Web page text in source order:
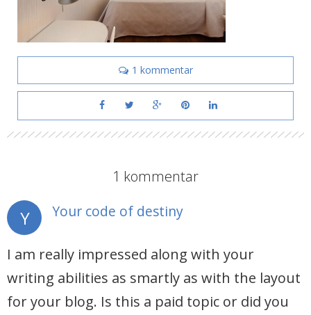
1 kommentar
1 kommentar
Y Your code of destiny
I am really impressed along with your
writing abilities as smartly as with the layout
for your blog. Is this a paid topic or did you